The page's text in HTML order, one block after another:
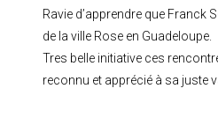
Ravie d’apprendre que
de la ville Rose en Guadeloupe.
Tres belle initiative ces
reconnu et apprécié à sa juste